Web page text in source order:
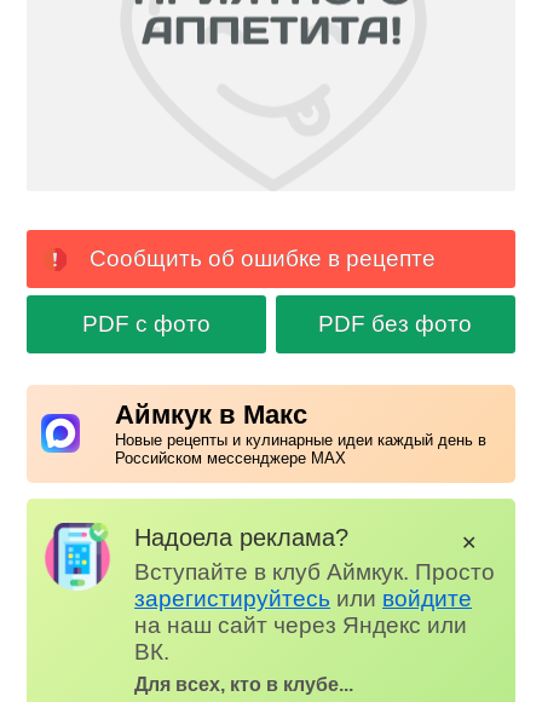
Сообщить об ошибке в рецепте
PDF с фото PDF без фото
Аймкук в Макс
Новые рецепты и кулинарные идеи каждый день в
Российском мессенджере MAX
Надоела реклама?
Вступайте в клуб Аймкук. Просто
зарегистируйтесь или войдите
на наш сайт через Яндекс или
ВК.
Для всех, кто в клубе...
✕